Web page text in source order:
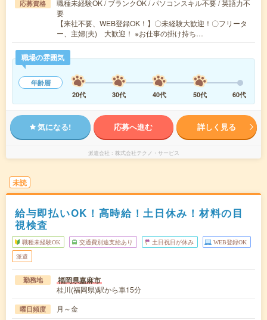
応募資格
職種未経験OK / ブランクOK / パソコンスキル不要 / 英語力不
要
【来社不要、WEB登録OK！】〇未経験大歓迎！〇フリータ
ー、主婦(夫) 大歓迎！ ※お仕事の掛け持ち…
職場の雰囲気
年齢層
20代
30代 40代 50代 60代
気になる! 応募へ進む 詳しく見る
派遣会社 株式会社テクノ・サービス
未読
給与即払いOK！高時給！土日休み！材料の目
視検査
職種未経験OK 交通費別途支給あり 土日祝日が休み WEB登録OK
派遣
勤務地 福岡県嘉麻市
桂川(福岡県)駅から車15分
曜日頻度 月～金